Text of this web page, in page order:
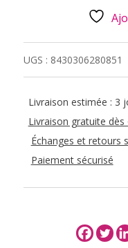
UGS : 8430306280851
Livraison estimée : 3
Livraison gratuite dès
Échanges et retours
Paiement sécurisé